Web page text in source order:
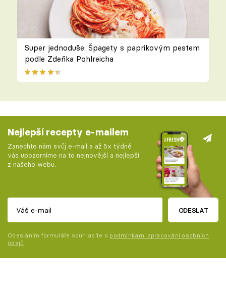
Super jednoduše: Špagety s paprikovým pestem
podle Zdeňka Pohlreicha
Nejlepší recepty e-mailem
Zanechte nám svůj e-mail a až 5x týdně
vás upozorníme na to nejnovější a nejlepší
z našeho webu.
ODESLAT
Odesláním formuláře souhlasíte s podmínkami zpracování osobních
údajů